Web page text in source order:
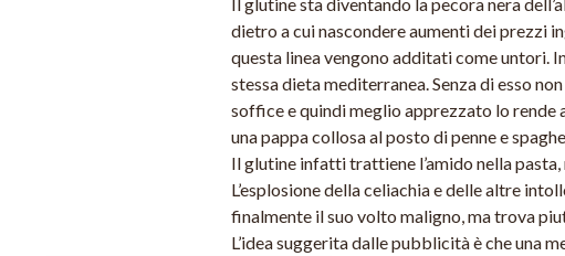
dietro a cui nascondere aumenti dei prezzi
questa linea vengono additati come untori.
stessa dieta mediterranea. Senza di esso
soffice e quindi meglio apprezzato lo rende
una pappa collosa al posto di penne e
Il glutine infatti trattiene l’amido nella
L’esplosione della celiachia e delle altre
finalmente il suo volto maligno, ma trova
L’idea suggerita dalle pubblicità è che una